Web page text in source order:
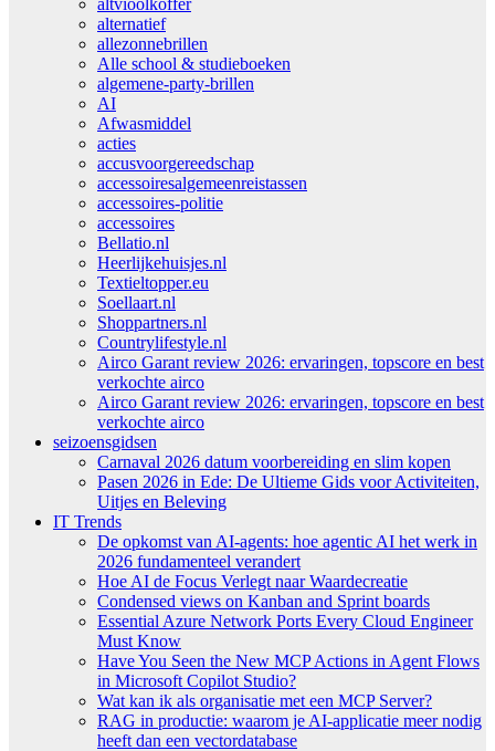
altvioolkoffer
alternatief
allezonnebrillen
Alle school & studieboeken
algemene-party-brillen
AI
Afwasmiddel
acties
accusvoorgereedschap
accessoiresalgemeenreistassen
accessoires-politie
accessoires
Bellatio.nl
Heerlijkehuisjes.nl
Textieltopper.eu
Soellaart.nl
Shoppartners.nl
Countrylifestyle.nl
Airco Garant review 2026: ervaringen, topscore en best
verkochte airco
Airco Garant review 2026: ervaringen, topscore en best
verkochte airco
seizoensgidsen
Carnaval 2026 datum voorbereiding en slim kopen
Pasen 2026 in Ede: De Ultieme Gids voor Activiteiten,
Uitjes en Beleving
IT Trends
De opkomst van AI-agents: hoe agentic AI het werk in
2026 fundamenteel verandert
Hoe AI de Focus Verlegt naar Waardecreatie
Condensed views on Kanban and Sprint boards
Essential Azure Network Ports Every Cloud Engineer
Must Know
Have You Seen the New MCP Actions in Agent Flows
in Microsoft Copilot Studio?
Wat kan ik als organisatie met een MCP Server?
RAG in productie: waarom je AI-applicatie meer nodig
heeft dan een vectordatabase